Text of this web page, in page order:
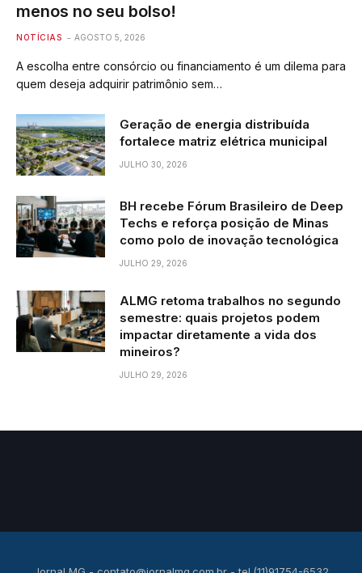
menos no seu bolso!
NOTÍCIAS AGOSTO 5, 2026
A escolha entre consórcio ou financiamento é um dilema para
quem deseja adquirir patrimônio sem…
Geração de energia distribuída
fortalece matriz elétrica municipal
JULHO 30, 2026
BH recebe Fórum Brasileiro de Deep
Techs e reforça posição de Minas
como polo de inovação tecnológica
JULHO 29, 2026
ALMG retoma trabalhos no segundo
semestre: quais projetos podem
impactar diretamente a vida dos
mineiros?
JULHO 29, 2026